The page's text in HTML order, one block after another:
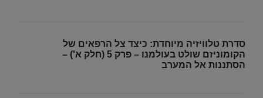
סדרת טלוויזיה מיוחדת: כיצד צל הרפאים של
הקומוניזם שולט בעולמנו – פרק 5 (חלק א') –
הסתננות אל המערב